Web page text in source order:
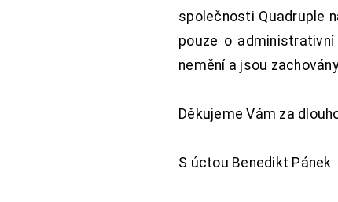
společnosti Quadruple
pouze o
nemění a jsou
Děkujeme Vám za
S úctou Benedikt Pánek